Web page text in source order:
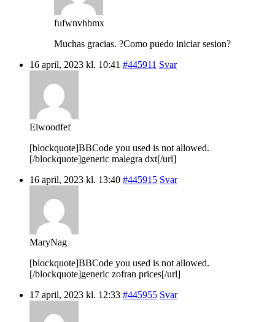
fufwnvhbmx
Muchas gracias. ?Como puedo iniciar sesion?
16 april, 2023 kl. 10:41 #445911 Svar
Elwoodfef
[blockquote]BBCode you used is not allowed.
[/blockquote]generic malegra dxt[/url]
16 april, 2023 kl. 13:40 #445915 Svar
MaryNag
[blockquote]BBCode you used is not allowed.
[/blockquote]generic zofran prices[/url]
17 april, 2023 kl. 12:33 #445955 Svar